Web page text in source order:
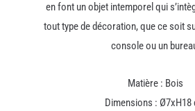
en font un objet intemporel qui
tout type de décoration, que ce soit
console ou un
Matière : Bois
Dimensions : Ø7xH18